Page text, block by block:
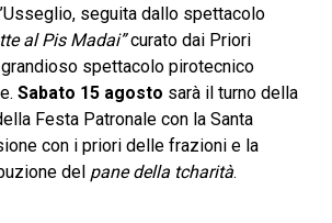
seguita dallo spettacolo
al Pis Madai”curato dai Priori
grandioso spettacolo pirotecnico
Sabato 15 agosto sarà il turno della
Festa Patronale con la Santa
con i priori delle frazioni e la
del pane della tcharità.